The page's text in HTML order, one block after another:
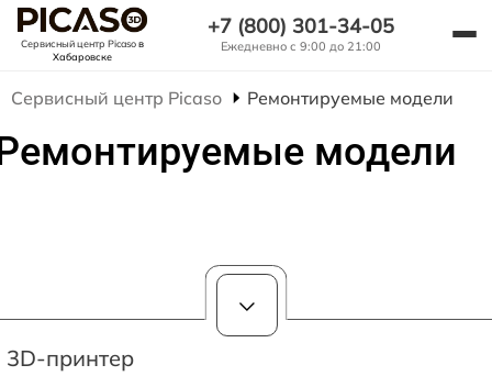
Сервисный центр Picasoв
Хабаровске
+7 (800) 301-34-05
Ежедневно с 9:00 до 21:00
Сервисный центр Picaso Ремонтируемые модели
модели
3D-принтер